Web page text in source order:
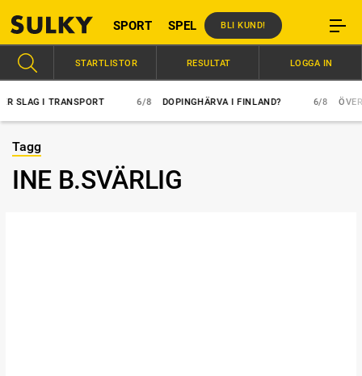
SPORT SPEL BLI KUND!
I TRANSPORT DOPINGHÄRVA I FINLAND?
STARTLISTOR RESULTAT LOGGA IN
Tagg
INE B.SVÄRLIG